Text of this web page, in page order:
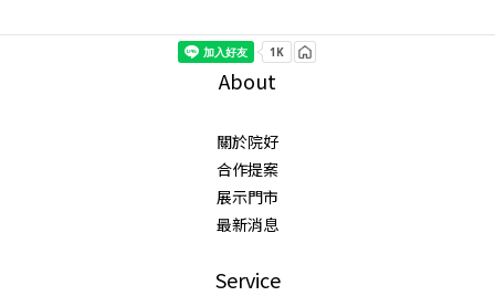
About
關於院好
合作提案
展示門市
最新消息
Service